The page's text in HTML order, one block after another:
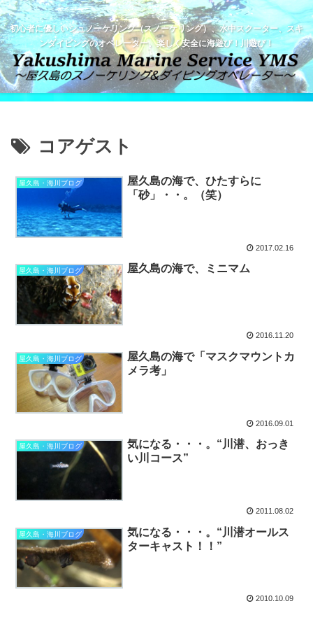
初心者に優しいシュノーケリング（スノーケリング）、水中スクーター、スキ
ンダイビングのオペレーター。楽しく安全に海遊び！川遊び！
コアゲスト
屋久島・海川ブログ
屋久島の海で、ひたすらに
「砂」・・。（笑）
2017.02.16
屋久島・海川ブログ 屋久島の海で、ミニマム
2016.11.20
屋久島・海川ブログ
屋久島の海で「マスクマウントカ
メラ考」
2016.09.01
屋久島・海川ブログ
気になる・・・。“川潜、おっき
い川コース”
2011.08.02
屋久島・海川ブログ
気になる・・・。“川潜オールス
ターキャスト！！”
2010.10.09